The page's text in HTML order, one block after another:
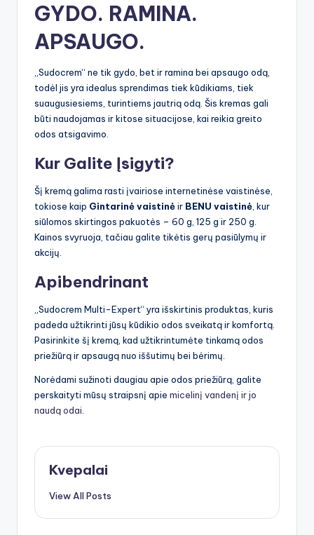
GYDO. RAMINA.
APSAUGO.
„Sudocrem“ ne tik gydo, bet ir ramina bei apsaugo odą,
todėl jis yra idealus sprendimas tiek kūdikiams, tiek
suaugusiesiems, turintiems jautrią odą. Šis kremas gali
būti naudojamas ir kitose situacijose, kai reikia greito
odos atsigavimo.
Kur Galite Įsigyti?
Šį kremą galima rasti įvairiose internetinėse vaistinėse,
tokiose kaip Gintarinė vaistinėir BENU vaistinė , kur
siūlomos skirtingos pakuotės – 60 g, 125 g ir 250 g.
Kainos svyruoja, tačiau galite tikėtis gerų pasiūlymų ir
akcijų.
Apibendrinant
„Sudocrem Multi-Expert“ yra išskirtinis produktas, kuris
padeda užtikrinti jūsų kūdikio odos sveikatą ir komfortą.
Pasirinkite šį kremą, kad užtikrintumėte tinkamą odos
priežiūrą ir apsaugą nuo iššutimų bei bėrimų.
Norėdami sužinoti daugiau apie odos priežiūrą, galite
perskaityti mūsų straipsnį apie micelinį vandenį ir jo
naudą odai
Kvepalai
View All Posts